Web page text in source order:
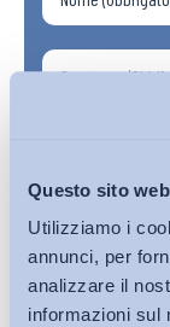
Questo sito
Utilizziamo i
annunci, per
analizzare il
informazioni sul